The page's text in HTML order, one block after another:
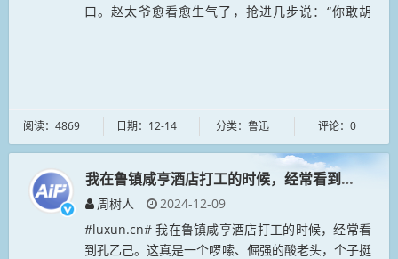
口。赵太爷愈看愈生气了，抢进几步说：“你敢胡
阅读：4869 日期：12-14 分类：鲁迅 评论：0
我在鲁镇咸亨酒店打工的时候，经常看到孔乙己
周树人
2024-12-09
#luxun.cn# 我在鲁镇咸亨酒店打工的时候，经常看
到孔乙己。这真是一个啰嗦、倔强的酸老头，个子挺